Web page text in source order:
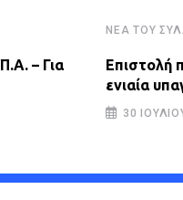
– Για
ΝΈΑ ΤΟΥ
Επιστολή
ενιαία
30